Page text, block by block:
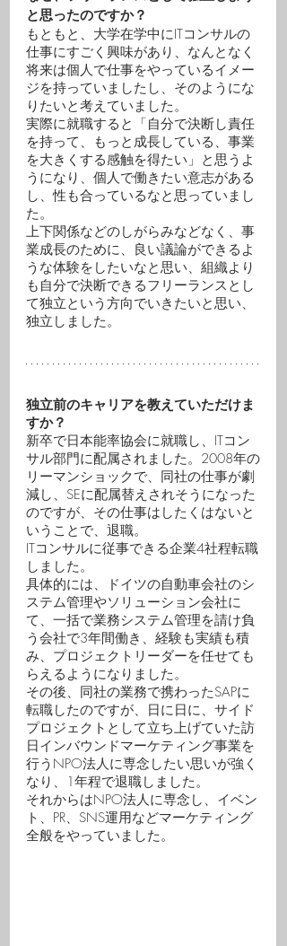
と思ったのですか？
もともと、大学在学中にITコンサルの
仕事にすごく興味があり、なんとなく
将来は個人で仕事をやっているイメー
ジを持っていましたし、そのようにな
りたいと考えていました。
実際に就職すると「自分で決断し責任
を持って、もっと成長している、事業
を大きくする感触を得たい」と思うよ
うになり、個人で働きたい意志がある
し、性も合っているなと思っていまし
た。
上下関係などのしがらみなどなく、事
業成長のために、良い議論ができるよ
うな体験をしたいなと思い、組織より
も自分で決断できるフリーランスとし
て独立という方向でいきたいと思い、
独立しました。
独立前のキャリアを教えていただけま
すか？
新卒で日本能率協会に就職し、ITコン
サル部門に配属されました。2008年の
リーマンショックで、同社の仕事が劇
減し、SEに配属替えされそうになった
のですが、その仕事はしたくはないと
いうことで、退職。
ITコンサルに従事できる企業4社程転職
しました。
具体的には、ドイツの自動車会社のシ
ステム管理やソリューション会社に
て、一括で業務システム管理を請け負
う会社で3年間働き、経験も実績も積
み、プロジェクトリーダーを任せても
らえるようになりました。
その後、同社の業務で携わったSAPに
転職したのですが、日に日に、サイド
プロジェクトとして立ち上げていた訪
日インバウンドマーケティング事業を
行うNPO法人に専念したい思いが強く
なり、1年程で退職しました。
それからはNPO法人に専念し、イベン
ト、PR、SNS運用などマーケティング
全般をやっていました。